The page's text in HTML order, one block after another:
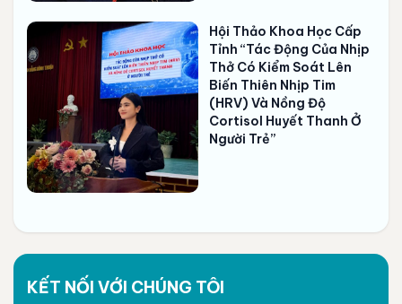
Hội Thảo Khoa Học Cấp
Tỉnh “Tác Động Của Nhịp
Thở Có Kiểm Soát Lên
Biến Thiên Nhịp Tim
(HRV) Và Nồng Độ
Cortisol Huyết Thanh Ở
Người Trẻ”
KẾT NỐI VỚI CHÚNG TÔI